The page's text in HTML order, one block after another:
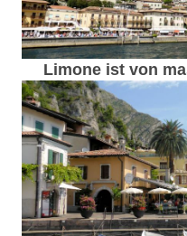
Limone ist von